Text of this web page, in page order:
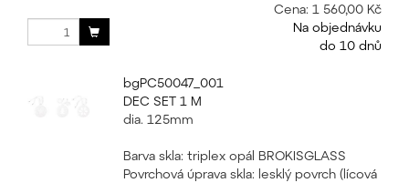
Cena: 1 560,00 Kč
Na objednávku
do 10 dnů
bgPC50047_001
DEC SET 1 M
dia. 125mm
Barva skla: triplex opál BROKISGLASS
Povrchová úprava skla: lesklý povrch (lícová